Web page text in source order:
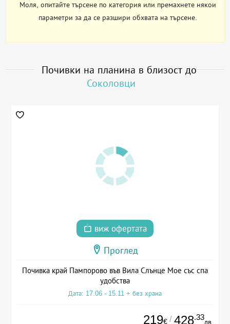
Моля, опитайте търсене по категория или премахнете някои
параметри за да се разшири обхвата на търсене.
Почивки на планина в близост до
Соколовци
виж офертата
Проглед
Почивка край Пампорово във Вила Слънце Мое със спа
удобства
Дата: 17.06 - 15.11 + без храна
219€ / 428.33
лв.